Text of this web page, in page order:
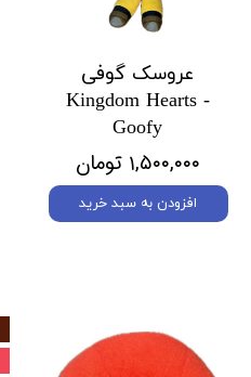
عروسک گوفی
Kingdom Hearts -
Goofy
۱,۵۰۰,۰۰۰ تومان
افزودن به سبد خرید